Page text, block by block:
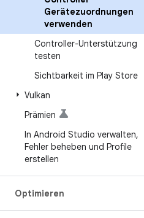
Gerätezuordnungen
verwenden
Controller-Unterstützung
testen
Sichtbarkeit im Play Store
Vulkan
Prämien
In Android Studio verwalten,
Fehler beheben und Profile
erstellen
Optimieren